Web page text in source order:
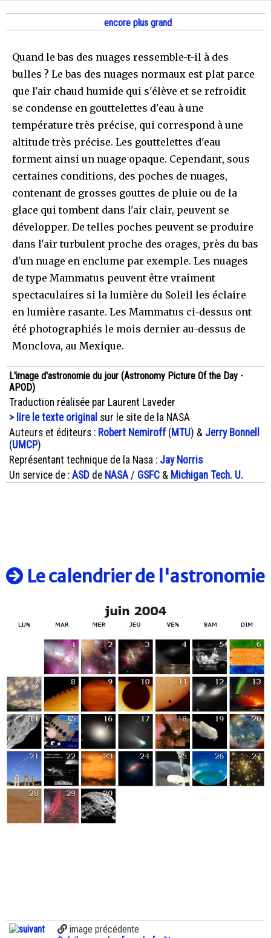
encore plus grand
Quand le bas des nuages ressemble-t-il à des
bulles ? Le bas des nuages normaux est plat parce
que l'air chaud humide qui s'élève et se refroidit
se condense en gouttelettes d'eau à une
température très précise, qui correspond à une
altitude très précise. Les gouttelettes d'eau
forment ainsi un nuage opaque. Cependant, sous
certaines conditions, des poches de nuages,
contenant de grosses gouttes de pluie ou de la
glace qui tombent dans l'air clair, peuvent se
développer. De telles poches peuvent se produire
dans l'air turbulent proche des orages, près du bas
d'un nuage en enclume par exemple. Les nuages
de type Mammatus peuvent être vraiment
spectaculaires si la lumière du Soleil les éclaire
en lumière rasante. Les Mammatus ci-dessus ont
été photographiés le mois dernier au-dessus de
Monclova, au Mexique.
L'image d'astronomie du jour (Astronomy Picture Of the Day -
APOD)
Traduction réalisée par Laurent Laveder
> lire le texte original sur le site de la NASA
Auteurs et éditeurs : Robert Nemiroff(MTU) & Jerry Bonnell
(UMCP)
Représentant technique de la Nasa : Jay Norris
Un service de : ASD de NASA / GSFC & Michigan Tech. U.
Le calendrier de l'astronomie
image précédente